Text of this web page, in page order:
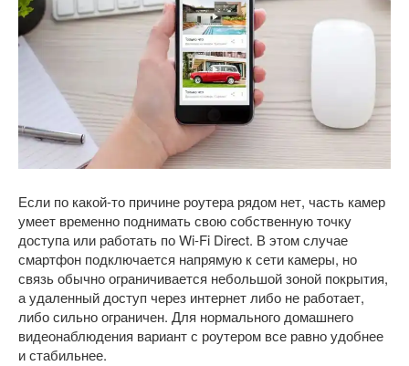
Если по какой-то причине роутера рядом нет, часть камер
умеет временно поднимать свою собственную точку
доступа или работать по Wi-Fi Direct. В этом случае
смартфон подключается напрямую к сети камеры, но
связь обычно ограничивается небольшой зоной покрытия,
а удаленный доступ через интернет либо не работает,
либо сильно ограничен. Для нормального домашнего
видеонаблюдения вариант с роутером все равно удобнее
и стабильнее.